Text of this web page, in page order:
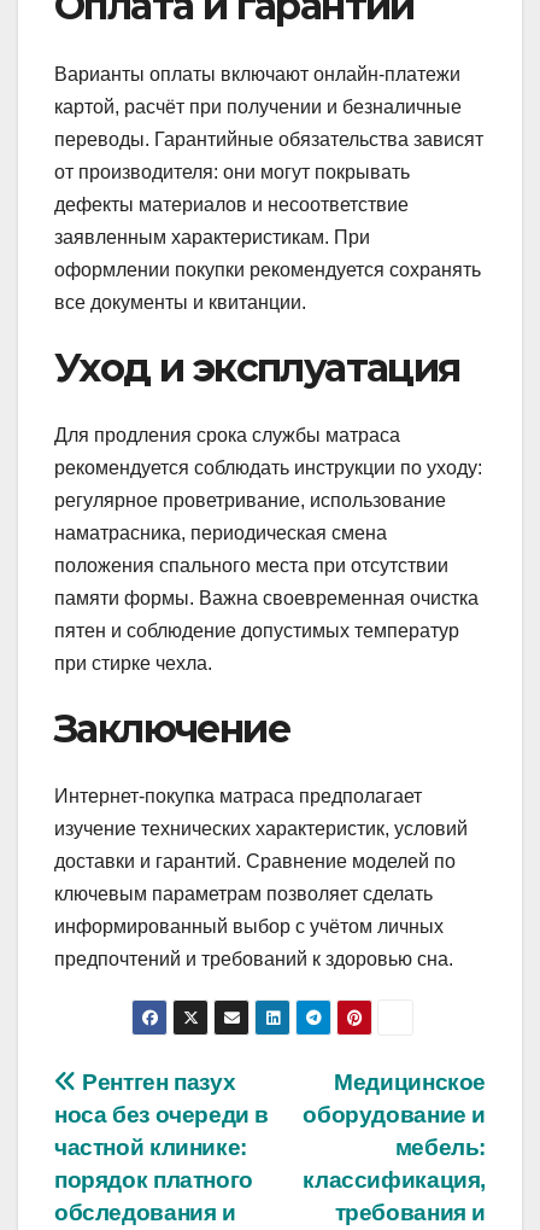
Варианты оплаты включают онлайн-платежи
картой, расчёт при получении и безналичные
переводы. Гарантийные обязательства зависят
от производителя: они могут покрывать
дефекты материалов и несоответствие
заявленным характеристикам. При
оформлении покупки рекомендуется сохранять
все документы и квитанции.
Уход и эксплуатация
Для продления срока службы матраса
рекомендуется соблюдать инструкции по уходу:
регулярное проветривание, использование
наматрасника, периодическая смена
положения спального места при отсутствии
памяти формы. Важна своевременная очистка
пятен и соблюдение допустимых температур
при стирке чехла.
Заключение
Интернет-покупка матраса предполагает
изучение технических характеристик, условий
доставки и гарантий. Сравнение моделей по
ключевым параметрам позволяет сделать
информированный выбор с учётом личных
предпочтений и требований к здоровью сна.
Навигация
по
записям
Медицинское
оборудование и
мебель:
классификация,
требования и
Рентген пазух
носа без очереди в
частной клинике:
порядок платного
обследования и